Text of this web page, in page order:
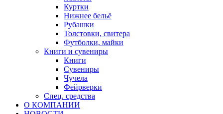
Куртки
Нижнее бельё
Рубашки
Толстовки, свитера
Футболки, майки
Книги и сувениры
Книги
Сувениры
Чучела
Фейрверки
Спец. средства
О КОМПАНИИ